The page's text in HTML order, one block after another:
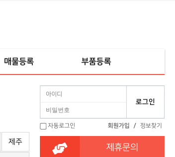
매물등록 부품등록
제주
자동로그인 회원가입 / 정보찾기
제휴문의